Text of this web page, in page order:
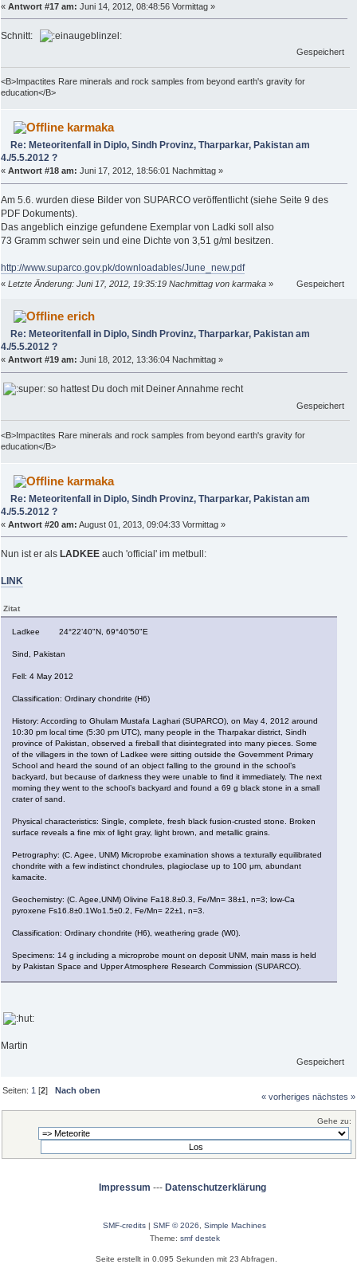
« Antwort #17 am: Juni 14, 2012, 08:48:56 Vormittag »
Schnitt:
Gespeichert
<B>Impactites Rare minerals and rock samples from beyond earth's gravity for
education</B>
karmaka
Re: Meteoritenfall in Diplo, Sindh Provinz, Tharparkar, Pakistan am
4./5.5.2012 ?
« Antwort #18 am: Juni 17, 2012, 18:56:01 Nachmittag »
Am 5.6. wurden diese Bilder von SUPARCO veröffentlicht (siehe Seite 9 des
PDF Dokuments).
Das angeblich einzige gefundene Exemplar von Ladki soll also
73 Gramm schwer sein und eine Dichte von 3,51 g/ml besitzen.
http://www.suparco.gov.pk/downloadables/June_new.pdf
« Letzte Änderung: Juni 17, 2012, 19:35:19 Nachmittag von karmaka » Gespeichert
erich
Re: Meteoritenfall in Diplo, Sindh Provinz, Tharparkar, Pakistan am
4./5.5.2012 ?
« Antwort #19 am: Juni 18, 2012, 13:36:04 Nachmittag »
so hattest Du doch mit Deiner Annahme recht
Gespeichert
<B>Impactites Rare minerals and rock samples from beyond earth's gravity for
education</B>
karmaka
Re: Meteoritenfall in Diplo, Sindh Provinz, Tharparkar, Pakistan am
4./5.5.2012 ?
« Antwort #20 am: August 01, 2013, 09:04:33 Vormittag »
Nun ist er als LADKEE auch 'official' im metbull:
LINK
Zitat
Ladkee 24°22’40"N, 69°40’50"E
Sind, Pakistan
Fell: 4 May 2012
Classification: Ordinary chondrite (H6)
History: According to Ghulam Mustafa Laghari (SUPARCO), on May 4, 2012 around
10:30 pm local time (5:30 pm UTC), many people in the Tharpakar district, Sindh
province of Pakistan, observed a fireball that disintegrated into many pieces. Some
of the villagers in the town of Ladkee were sitting outside the Government Primary
School and heard the sound of an object falling to the ground in the school’s
backyard, but because of darkness they were unable to find it immediately. The next
morning they went to the school’s backyard and found a 69 g black stone in a small
crater of sand.
Physical characteristics: Single, complete, fresh black fusion-crusted stone. Broken
surface reveals a fine mix of light gray, light brown, and metallic grains.
Petrography: (C. Agee, UNM) Microprobe examination shows a texturally equilibrated
chondrite with a few indistinct chondrules, plagioclase up to 100 μm, abundant
kamacite.
Geochemistry: (C. Agee,UNM) Olivine Fa18.8±0.3, Fe/Mn= 38±1, n=3; low-Ca
pyroxene Fs16.8±0.1Wo1.5±0.2, Fe/Mn= 22±1, n=3.
Classification: Ordinary chondrite (H6), weathering grade (W0).
Specimens: 14 g including a microprobe mount on deposit UNM, main mass is held
by Pakistan Space and Upper Atmosphere Research Commission (SUPARCO).
Martin
Gespeichert
Seiten: 1 [2]Nach oben
« vorheriges nächstes »
Gehe zu:
Impressum --- Datenschutzerklärung
SMF-credits | SMF © 2026
Simple Machines
Theme: smf destek
Seite erstellt in 0.095 Sekunden mit 23 Abfragen.